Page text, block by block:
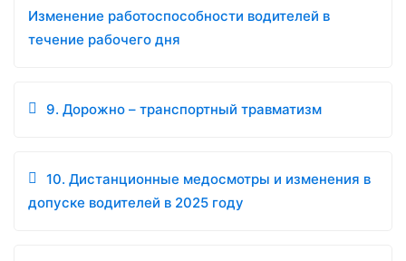
Изменение работоспособности водителей в
течение рабочего дня
9. Дорожно – транспортный травматизм
10. Дистанционные медосмотры и изменения в
допуске водителей в 2025 году